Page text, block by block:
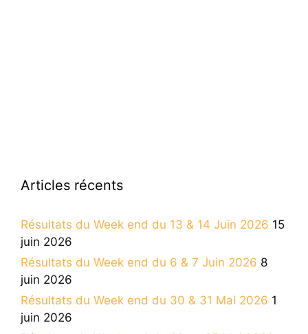
Articles récents
Résultats du Week end du 13 & 14 Juin 2026 15
juin 2026
Résultats du Week end du 6 & 7 Juin 2026 8
juin 2026
Résultats du Week end du 30 & 31 Mai 2026 1
juin 2026